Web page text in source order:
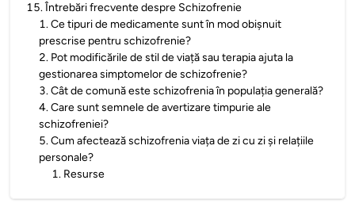
15.Întrebări frecvente despre Schizofrenie
1.Ce tipuri de medicamente sunt în mod obișnuit
prescrise pentru schizofrenie?
2. Pot modificările de stil de viață sau terapia ajuta la
gestionarea simptomelor de schizofrenie?
3.Cât de comună este schizofrenia în populația generală?
4.Care sunt semnele de avertizare timpurie ale
schizofreniei?
5.Cum afectează schizofrenia viața de zi cu zi și relațiile
personale?
1. Resurse